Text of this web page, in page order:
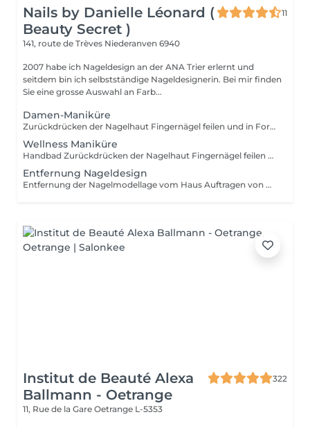
Nails by Danielle Léonard (
Beauty Secret )
11
141, route de Trèves Niederanven 6940
2007 habe ich Nageldesign an der ANA Trier erlernt und
seitdem bin ich selbstständige Nageldesignerin. Bei mir finden
Sie eine grosse Auswahl an Farb...
Damen-Maniküre
Zurückdrücken der Nagelhaut Fingernägel feilen und in Form bringen Falls Nagellack erwünscht bitte Separat dazu buchen.
Wellness Maniküre
Handbad Zurückdrücken der Nagelhaut Fingernägel feilen und in Form bringen Auftragen von Scrub Auftragen von einer Handmaske Hand- und Armmassage Handcreme Beim Wunsch für zusätzliches Auftragen von Nagellack , bitte Separat buchen
Entfernung Nageldesign
Entfernung der Nagelmodellage vom Haus Auftragen von Nagellack
Institut de Beauté Alexa
Ballmann - Oetrange
322
11, Rue de la Gare Oetrange L-5353